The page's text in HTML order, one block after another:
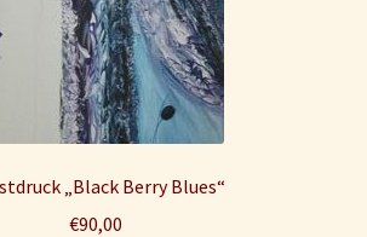
„Black Berry Blues“
€90,00